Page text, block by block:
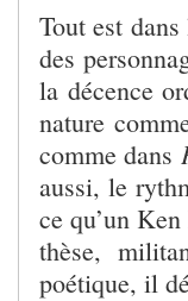
Tout est
des
la décence
nature
comme dans
aussi, le
ce qu’un
thèse,
poétique, il